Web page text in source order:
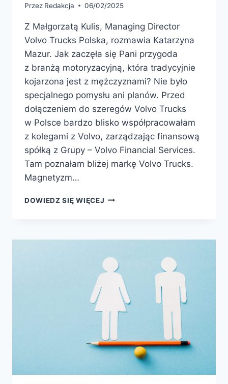
Przez Redakcja 06/02/2025
Z Małgorzatą Kulis, Managing Director
Volvo Trucks Polska, rozmawia Katarzyna
Mazur. Jak zaczęła się Pani przygoda
z branżą motoryzacyjną, która tradycyjnie
kojarzona jest z mężczyznami? Nie było
specjalnego pomysłu ani planów. Przed
dołączeniem do szeregów Volvo Trucks
w Polsce bardzo blisko współpracowałam
z kolegami z Volvo, zarządzając finansową
spółką z Grupy – Volvo Financial Services.
Tam poznałam bliżej markę Volvo Trucks.
Magnetyzm…
DOWIEDZ SIĘ WIĘCEJ